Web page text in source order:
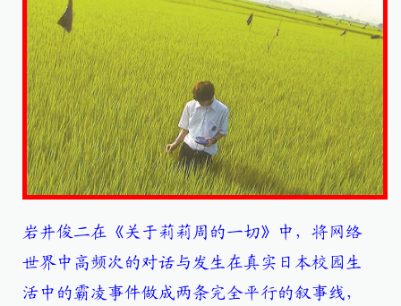
岩井俊二在《关于莉莉周的一切》中，将网络
世界中高频次的对话与发生在真实日本校园生
活中的霸凌事件做成两条完全平行的叙事线，